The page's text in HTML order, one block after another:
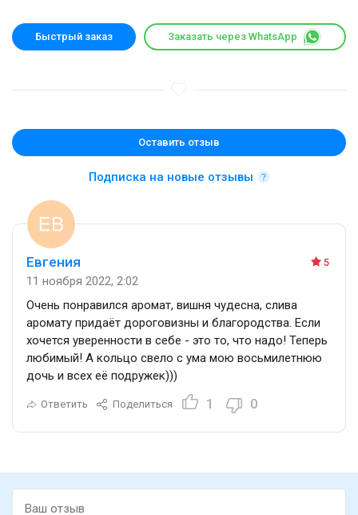
Быстрый заказ Заказать через WhatsApp
Оставить отзыв
Подписка на новые отзывы
5
Евгения
11 ноября 2022, 2:02
Очень понравился аромат, вишня чудесна, слива
аромату придаёт дороговизны и благородства. Если
хочется уверенности в себе - это то, что надо! Теперь
любимый! А кольцо свело с ума мою восьмилетнюю
дочь и всех её подружек)))
Ответить Поделиться 1 0